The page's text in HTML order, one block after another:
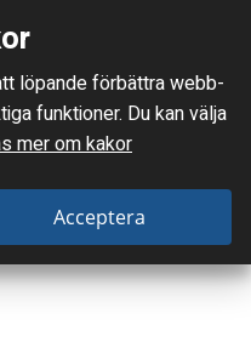
löpande förbättra webb­
funktioner. Du kan välja
mer om kakor
Acceptera